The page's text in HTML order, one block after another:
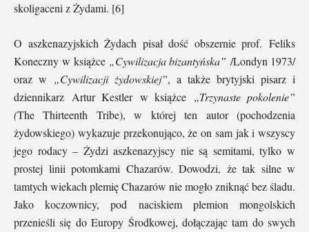
skoligaceni z Żydami. [6]
O aszkenazyjskich Żydach pisał dość obszernie prof. Feliks
Koneczny w książce „Cywilizacja bizantyńska” /Londyn 1973/
oraz w „Cywilizacji żydowskiej”, a także brytyjski pisarz i
dziennikarz Artur Kestler w książce „Trzynaste pokolenie”
(The Thirteenth Tribe), w której ten autor (pochodzenia
żydowskiego) wykazuje przekonująco, że on sam jak i wszyscy
jego rodacy – Żydzi aszkenazyjscy nie są semitami, tylko w
prostej linii potomkami Chazarów. Dowodzi, że tak silne w
tamtych wiekach plemię Chazarów nie mogło zniknąć bez śladu.
Jako koczownicy, pod naciskiem plemion mongolskich
przenieśli się do Europy Środkowej, dołączając tam do swych